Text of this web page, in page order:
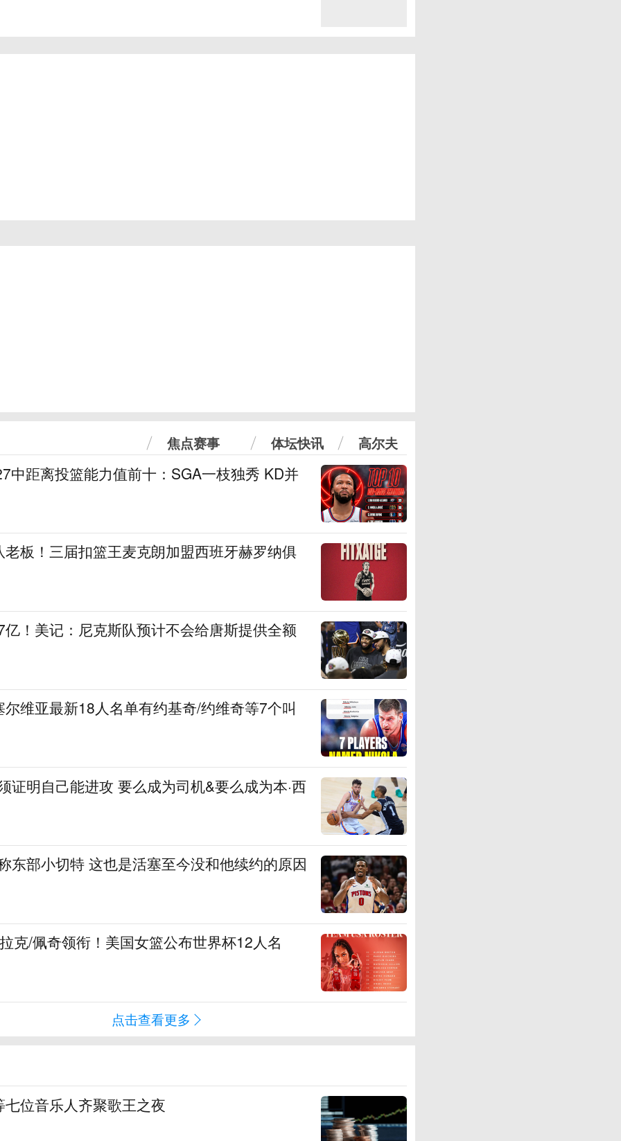
焦点赛事 体坛快讯 高尔夫
中距离投篮能力值前十：SGA一枝独秀 KD并
板！三届扣篮王麦克朗加盟西班牙赫罗纳俱
！美记：尼克斯队预计不会给唐斯提供全额
维亚最新18人名单有约基奇/约维奇等7个叫
证明自己能进攻 要么成为司机&要么成为本·西
东部小切特 这也是活塞至今没和他续约的原因
克/佩奇领衔！美国女篮公布世界杯12人名
点击查看更多
位音乐人齐聚歌王之夜